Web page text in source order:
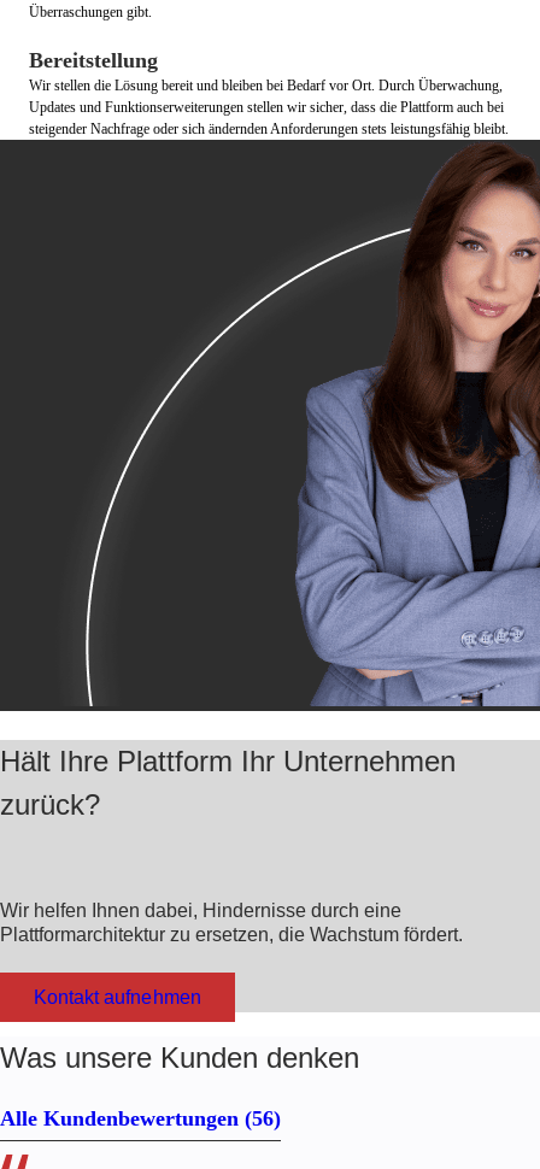
Überraschungen gibt.
Bereitstellung
Wir stellen die Lösung bereit und bleiben bei Bedarf vor Ort. Durch Überwachung,
Updates und Funktionserweiterungen stellen wir sicher, dass die Plattform auch bei
steigender Nachfrage oder sich ändernden Anforderungen stets leistungsfähig bleibt.
Hält Ihre Plattform Ihr Unternehmen
zurück?
Wir helfen Ihnen dabei, Hindernisse durch eine
Plattformarchitektur zu ersetzen, die Wachstum fördert.
Kontakt aufnehmen
Was unsere Kunden denken
Alle Kundenbewertungen (56)